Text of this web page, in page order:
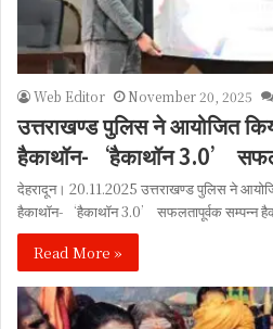
Web Editor November 20, 2025
उत्तराखण्ड पुलिस ने आयोजित
हैकाथॉन-‘हैकाथॉन 3.0’
देहरादून। 20.11.2025 उत्तराखण्ड पुलिस ने
हैकाथॉन-‘हैकाथॉन 3.0’ सफलतापूर्वक सम्पन्न
Read More »